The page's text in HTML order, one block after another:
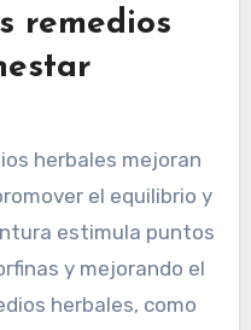
remedios
herbales mejoran
el equilibrio y
estimula puntos
y mejorando el
herbales, como